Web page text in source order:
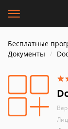
Бесплатные
Документы